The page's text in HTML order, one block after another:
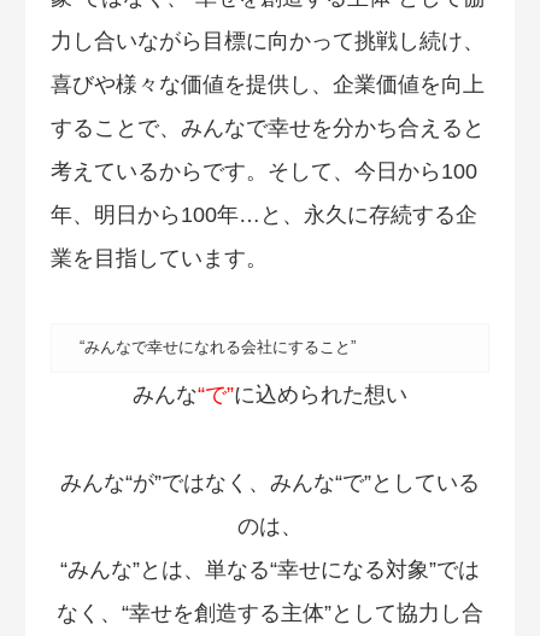
力し合いながら目標に向かって挑戦し続け、
喜びや様々な価値を提供し、企業価値を向上
することで、みんなで幸せを分かち合えると
考えているからです。そして、今日から100
年、明日から100年…と、永久に存続する企
業を目指しています。
“みんなで幸せになれる会社にすること”
みんな“で”に込められた想い
みんな“が”ではなく、みんな“で”としている
のは、
“みんな”とは、単なる“幸せになる対象”では
なく、“幸せを創造する主体”として協力し合